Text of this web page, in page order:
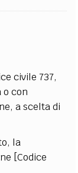
civile 737,
o con
a scelta di
la
[Codice